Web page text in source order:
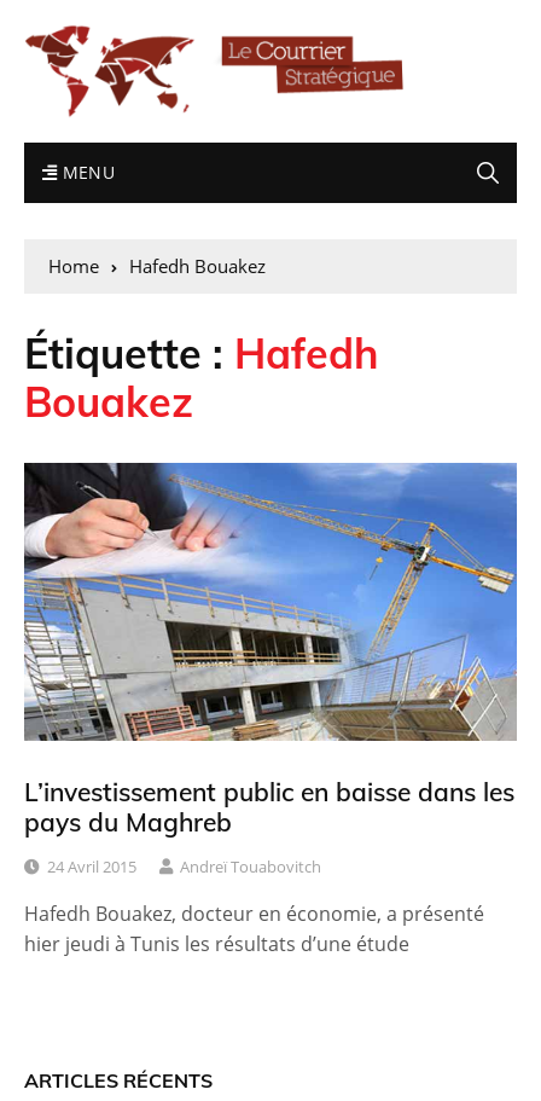
MENU
Home Hafedh Bouakez
Étiquette : Hafedh
Bouakez
L’investissement public en baisse dans les
pays du Maghreb
24 Avril 2015 Andreï Touabovitch
Hafedh Bouakez, docteur en économie, a présenté
hier jeudi à Tunis les résultats d’une étude
ARTICLES RÉCENTS